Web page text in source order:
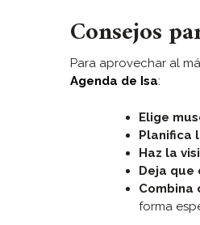
Consejos
Para aprovechar al
Agenda de Isa:
Elige
Planifica
Haz la
Deja que
Combina
forma